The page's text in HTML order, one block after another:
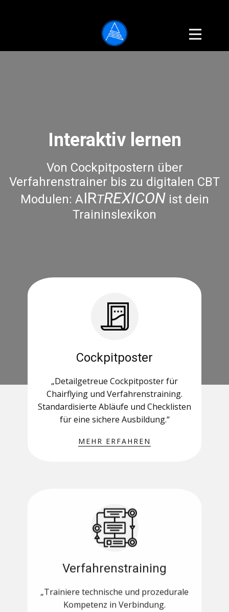
Interaktiv lernen
Von Cockpitpostern über
Verfahrenstrainer bis zu digitalen CBT
Modulen: AIRTREXICON ist dein
Traininslexikon
Cockpitposter
„Detailgetreue Cockpitposter für
Chairflying und Verfahrenstraining.
Standardisierte Abläufe und Checklisten
für eine sichere Ausbildung.“
MEHR ERFAHREN
Kompetenz in Verbindung.
Kein Simulator – sondern ein